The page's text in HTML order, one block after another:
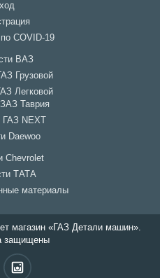
COVID-19
ВАЗ
Грузовой
Легковой
Таврия
NEXT
Daewoo
Chevrolet
ТАТА
материалы
магазин «ГАЗ Детали машин».
защищены